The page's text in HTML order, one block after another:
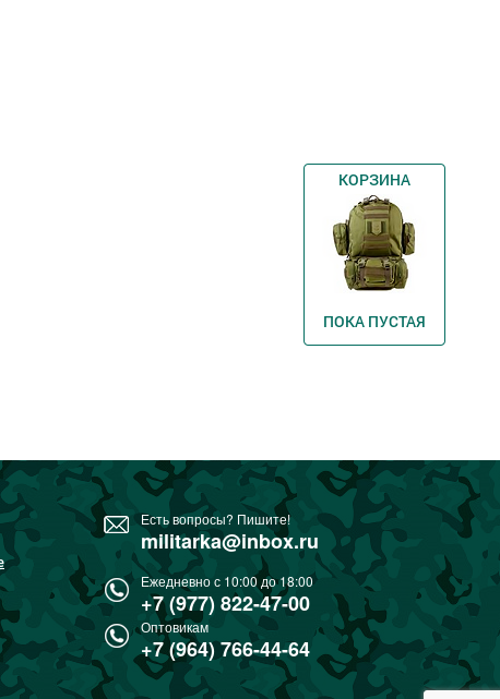
Есть вопросы? Пишите!
militarka@inbox.ru
Ежедневно с 10:00 до 18:00
+7 (977) 822-47-00
Оптовикам
+7 (964) 766-44-64
КОРЗИНА
ПОКА ПУСТАЯ